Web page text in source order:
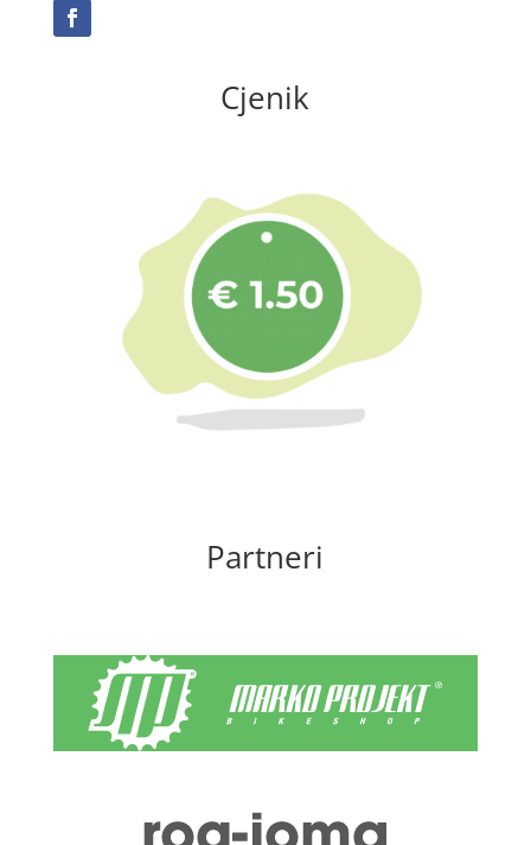
Cjenik
Partneri